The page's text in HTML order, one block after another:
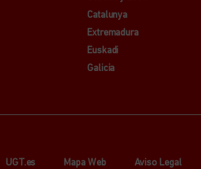
Catalunya
Extremadura
Euskadi
Galicia
UGT.es Mapa Web Aviso Legal